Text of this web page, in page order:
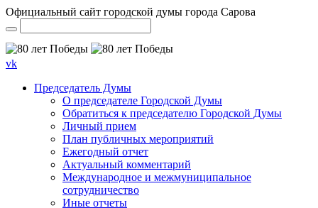
Официальный сайт городской думы города Сарова
vk
Председатель Думы
О председателе Городской Думы
Обратиться к председателю Городской Думы
Личный прием
План публичных мероприятий
Ежегодный отчет
Актуальный комментарий
Международное и межмуниципальное
сотрудничество
Иные отчеты